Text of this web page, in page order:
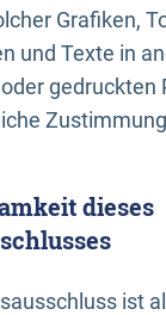
Grafiken,
und Texte in
gedruckten
dieses
ist